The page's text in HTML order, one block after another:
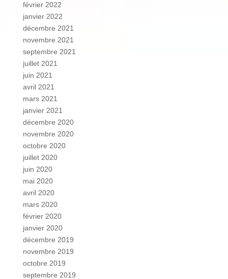
février 2022
janvier 2022
décembre 2021
novembre 2021
septembre 2021
juillet 2021
juin 2021
avril 2021
mars 2021
janvier 2021
décembre 2020
novembre 2020
octobre 2020
juillet 2020
juin 2020
mai 2020
avril 2020
mars 2020
février 2020
janvier 2020
décembre 2019
novembre 2019
octobre 2019
septembre 2019